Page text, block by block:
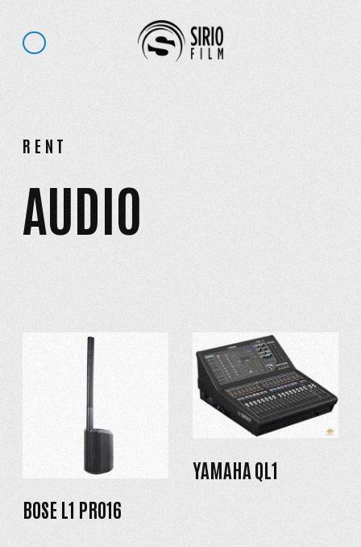
RENT
AUDIO
BOSE L1 PRO16
YAMAHA QL1